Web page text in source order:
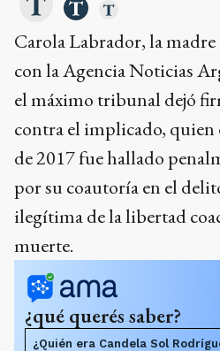
Carola Labrador, la
con la Agencia Noticias
el máximo tribunal dejó
contra el implicado, quien
de 2017 fue hallado
por su coautoría en el
ilegítima de la libertad
muerte.
¿qué querés saber?
¿Quién era Candela Sol